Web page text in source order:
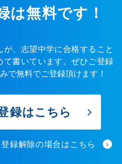
は無料です！
、志望中学に合格すること
て書いています。ぜひご登録
で無料でご登録頂けます！
録はこちら
登録解除の場合はこちら